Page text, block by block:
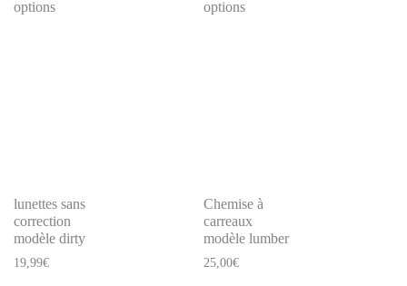
options options
lunettes sans
correction
modèle dirty
19,99€
Chemise à
carreaux
modèle lumber
25,00€